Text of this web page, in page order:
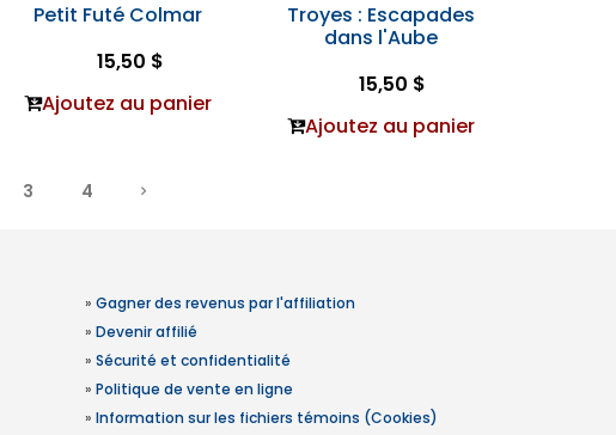
Petit Futé Colmar
15,50 $
Ajoutez au panier
Troyes : Escapades
dans l'Aube
15,50 $
Ajoutez au panier
3 4
» Gagner des revenus par l'affiliation
» Devenir affilié
» Sécurité et confidentialité
» Politique de vente en ligne
» Information sur les fichiers témoins (Cookies)